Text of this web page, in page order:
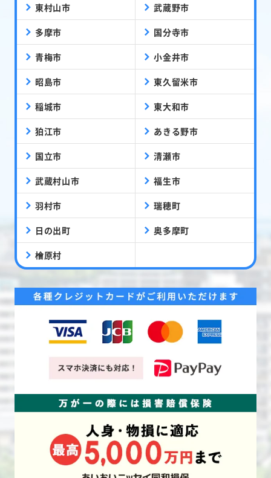
東村山市 武蔵野市
多摩市 国分寺市
青梅市 小金井市
昭島市 東久留米市
稲城市 東大和市
狛江市 あきる野市
国立市 清瀬市
武蔵村山市 福生市
羽村市 瑞穂町
日の出町 奥多摩町
檜原村